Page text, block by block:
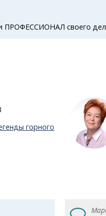
ПРОФЕССИОНАЛ своего
горного